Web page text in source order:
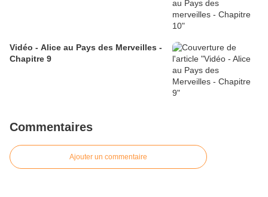
Vidéo - Alice au Pays des Merveilles -
Chapitre 9
Commentaires
Ajouter un commentaire